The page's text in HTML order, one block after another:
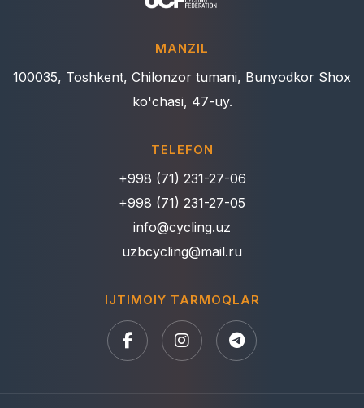
MANZIL
100035, Toshkent, Chilonzor tumani, Bunyodkor Shox
ko'chasi, 47-uy.
TELEFON
+998 (71) 231-27-06
+998 (71) 231-27-05
info@cycling.uz
uzbcycling@mail.ru
IJTIMOIY TARMOQLAR